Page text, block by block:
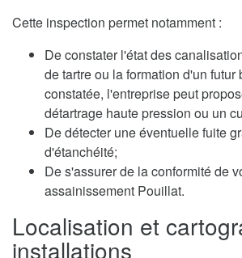
Cette inspection permet notamment :
De constater l'état des
de tartre ou la formation d'un futur
constatée, l'entreprise peut
détartrage haute pression ou un
De détecter une éventuelle fuite
d'étanchéité;
De s'assurer de la conformité de
assainissement Pouillat.
Localisation et
installations